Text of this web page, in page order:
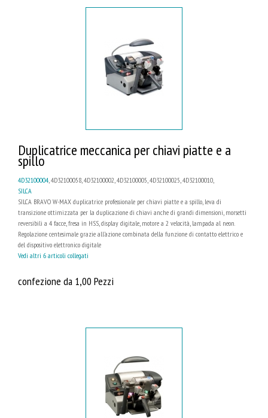
Duplicatrice meccanica per chiavi piatte e a
spillo
4D32100004 , 4D32100058, 4D32100002, 4D32100005, 4D32100025, 4D32100010,
SILCA
SILCA BRAVO W-MAX duplicatrice professionale per chiavi piatte e a spillo, leva di
transizione ottimizzata per la duplicazione di chiavi anche di grandi dimensioni, morsetti
reversibili a 4 facce, fresa in HSS, display digitale, motore a 2 velocità, lampada al neon.
Regolazione centesimale grazie all’azione combinata della funzione di contatto elettrico e
del dispositivo elettronico digitale
Vedi altri 6 articoli collegati
confezione da 1,00 Pezzi